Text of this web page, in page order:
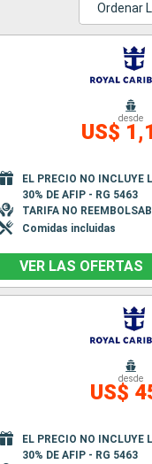
Ordenar
desde
US$
EL PRECIO NO INCLUYE
30% DE AFIP - RG 5463
TARIFA NO
Comidas incluidas
VER LAS OFERTAS
desde
US$
EL PRECIO NO INCLUYE
30% DE AFIP - RG 5463